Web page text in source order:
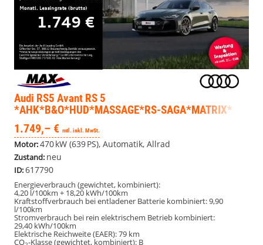
Audi RS5 Avant RS 5
*AHK*B&O*HUD*MASSAGE*RS-SAGA*MATRIX*
1.749,– € mtl. inkl. MwSt.
Motor:470 kW (639 PS), Automatik, Allrad
Zustand: neu
ID:617790
Energieverbrauch (gewichtet, kombiniert):
4,20 l/100km + 18,20 kWh/100km
Kraftstoffverbrauch bei entladener Batterie kombiniert:9,90
l/100km
Stromverbrauch bei rein elektrischem Betrieb kombiniert:
29,40 kWh/100km
Elektrische Reichweite (EAER):79 km
CO -Klasse (gewichtet, kombiniert): B